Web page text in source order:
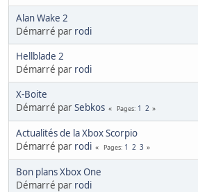
Alan Wake 2
Démarré par rodi
Hellblade 2
Démarré par rodi
X-Boite
Démarré parSebkos Pages 1 2
Actualités de la Xbox Scorpio
Démarré par rodi Pages 1 2 3
Bon plans Xbox One
Démarré par rodi